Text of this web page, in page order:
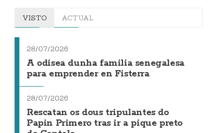
VISTO ACTUAL
28/07/2026
A odisea dunha familia senegalesa
para emprender en Fisterra
28/07/2026
Rescatan os dous tripulantes do
Papin Primero tras ir a pique preto